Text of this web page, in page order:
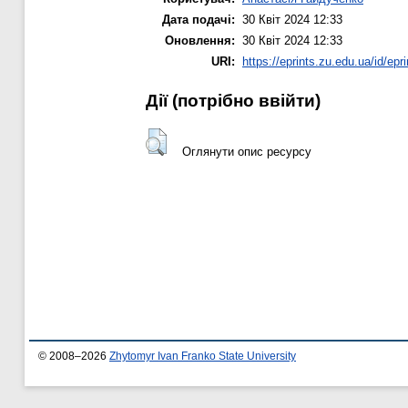
Дата подачі: 30 Квіт 2024 12:33
Оновлення: 30 Квіт 2024 12:33
URI:
https://eprints.zu.edu.ua/id/
Дії ​​(потрібно ввійти)
Оглянути опис ресурсу
© 2008–2026 Zhytomyr Ivan Franko State University